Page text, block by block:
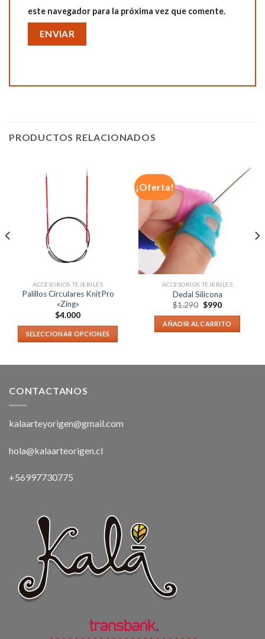
este navegador para la próxima vez que comente.
PRODUCTOS RELACIONADOS
ACCESORIOS TEJERILES
Palillos Circulares KnitPro
«Zing»
$4.000
SELECCIONAR OPCIONES
¡Oferta!
ACCESORIOS TEJERILES
Dedal Silicona
$1.290 $990
AÑADIR AL CARRITO
CONTACTANOS
kalaarteyorigen@gmail.com
hola@kalaarteorigen.cl
+56997730775